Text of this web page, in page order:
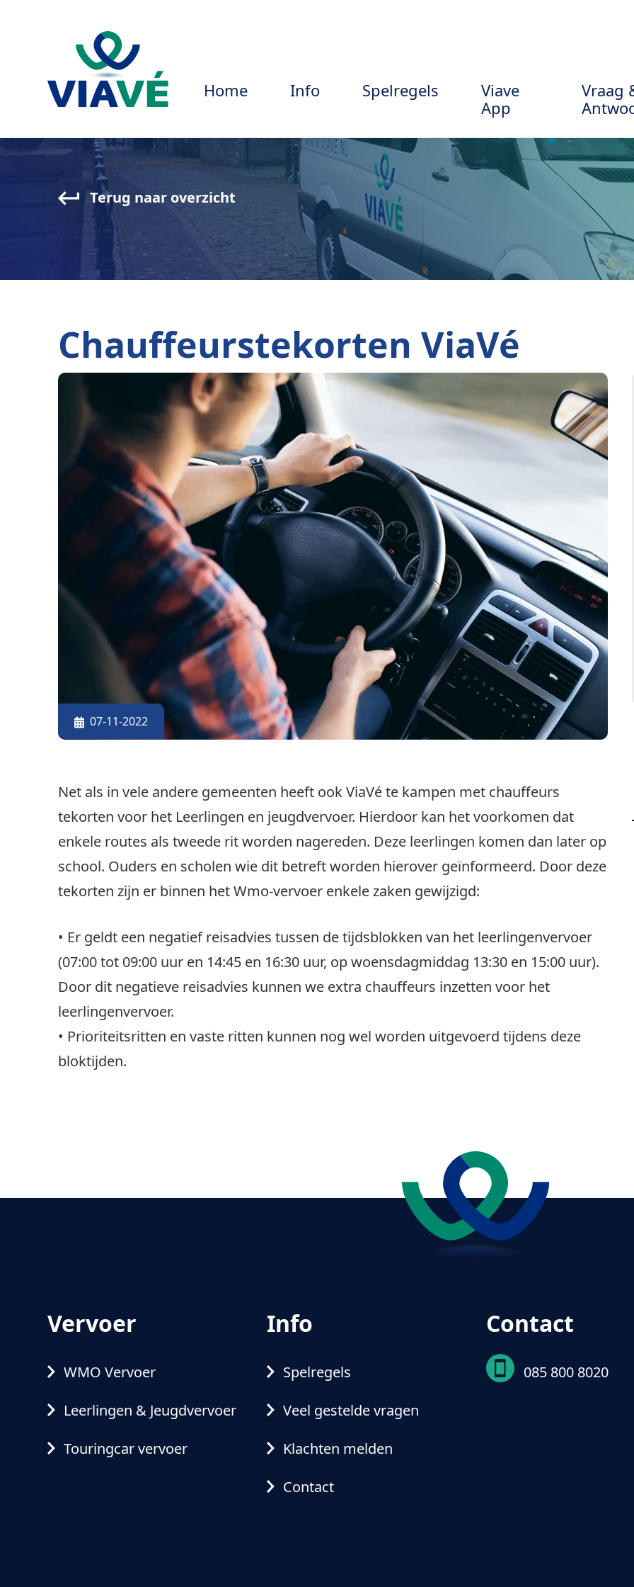
Home Info Spelregels
Viave
App
Vraag
Terug naar overzicht
Chauffeurstekorten ViaVé
07-11-2022
Net als in vele andere gemeenten heeft ook ViaVé te kampen met chauffeurs
tekorten voor het Leerlingen en jeugdvervoer. Hierdoor kan het voorkomen dat
enkele routes als tweede rit worden nagereden. Deze leerlingen komen dan later op
school. Ouders en scholen wie dit betreft worden hierover geïnformeerd. Door deze
tekorten zijn er binnen het Wmo-vervoer enkele zaken gewijzigd:
• Er geldt een negatief reisadvies tussen de tijdsblokken van het leerlingenvervoer
(07:00 tot 09:00 uur en 14:45 en 16:30 uur, op woensdagmiddag 13:30 en 15:00 uur).
Door dit negatieve reisadvies kunnen we extra chauffeurs inzetten voor het
leerlingenvervoer.
• Prioriteitsritten en vaste ritten kunnen nog wel worden uitgevoerd tijdens deze
bloktijden.
Vervoer
WMO Vervoer
Leerlingen & Jeugdvervoer
Touringcar vervoer
Info
Spelregels
Veel gestelde vragen
Klachten melden
Contact
Contact
085 800 8020